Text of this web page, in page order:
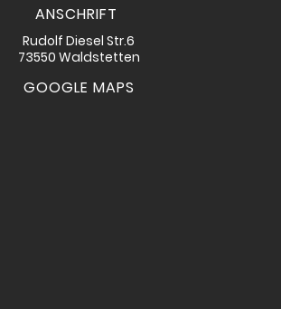
ANSCHRIFT
Rudolf Diesel Str.6
73550 Waldstetten
GOOGLE MAPS